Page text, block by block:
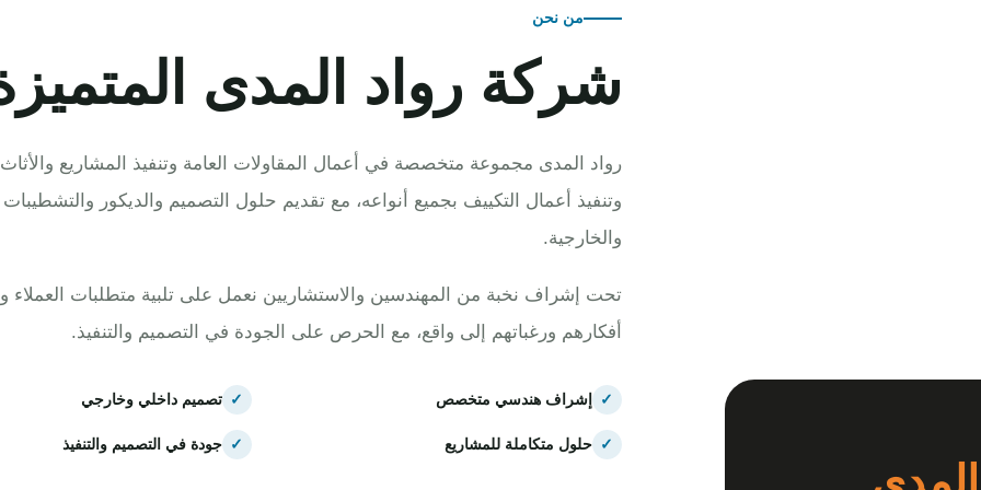
من نحن
شركة رواد المدى
رواد المدى مجموعة متخصصة في أعمال المقاولات العامة وتنفيذ المشاريع
وتنفيذ أعمال التكييف بجميع أنواعه، مع تقديم حلول التصميم والديكور والتشطيبات
والخارجية.
تحت إشراف نخبة من المهندسين والاستشاريين نعمل على تلبية متطلبات العملاء
أفكارهم ورغباتهم إلى واقع، مع الحرص على الجودة في التصميم والتنفيذ.
✓ إشراف هندسي متخصص ✓ تصميم داخلي وخارجي
✓ حلول متكاملة للمشاريع ✓ جودة في التصميم والتنفيذ